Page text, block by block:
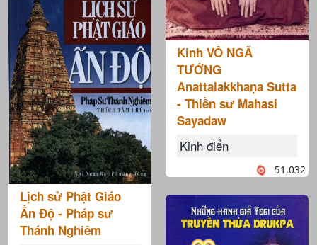
Lịch sử Phật Giáo
Ấn Độ - Pháp sư
Thánh Nghiêm
Kinh VÔ NGÃ
TƯỚNG
Anattalakkhaṇa Sutta
- Thiền sư Mahasi
Sayadaw
Kinh điển
51,032